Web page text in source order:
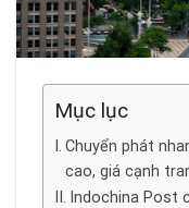
Mục lục
Chuyển phát
cao, giá cạnh
Indochina Post